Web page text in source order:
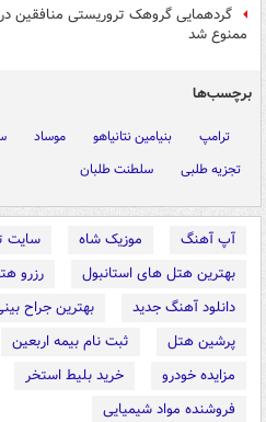
گردهمایی گروهک تروریستی منافقین
ممنوع شد
برچسب‌ها
ترامپ بنیامین نتانیاهو موساد
تجزیه طلبی
سلطنت طلبان
آپ آهنگ موزیک شاه
سایت
بهترین هتل های استانبول
رزرو
دانلود آهنگ جدید
بهترین جراح
پرشین هتل
ثبت نام بیمه اربعین
مزایده خودرو
خرید بلیط استخر
فروشنده مواد شیمیایی